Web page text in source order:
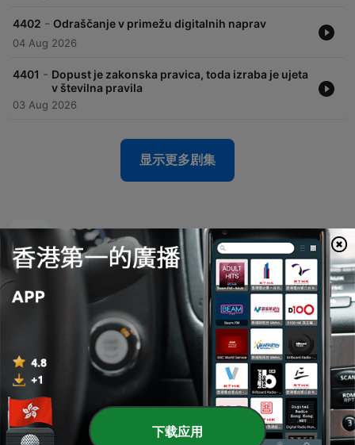
4402 - Odraščanje v primežu digitalnih naprav
04 Aug 2026
4401 - Dopust je zakonska pravica, toda izraba je ujeta
v številna pravila
03 Aug 2026
显示更多剧集
Radio Prvi Podcast
下载应用